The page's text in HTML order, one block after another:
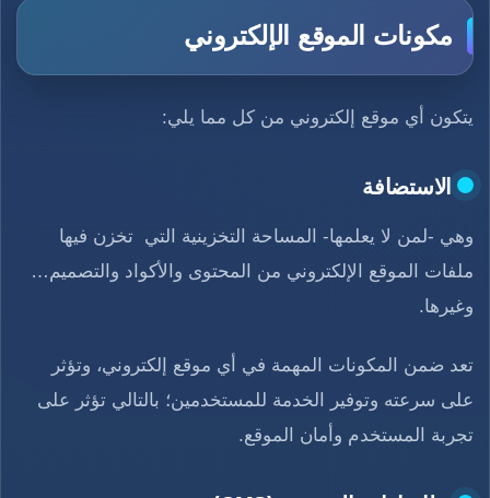
مكونات الموقع الإلكتروني
يتكون أي موقع إلكتروني من كل مما يلي:
الاستضافة
وهي -لمن لا يعلمها- المساحة التخزينية التي تخزن فيها
ملفات الموقع الإلكتروني من المحتوى والأكواد والتصميم…
وغيرها.
تعد ضمن المكونات المهمة في أي موقع إلكتروني، وتؤثر
على سرعته وتوفير الخدمة للمستخدمين؛ بالتالي تؤثر على
تجربة المستخدم وأمان الموقع.